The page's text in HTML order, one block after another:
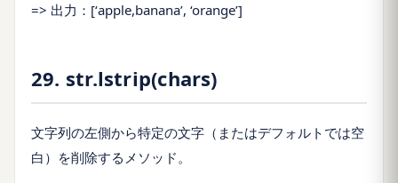
=> 出力：[‘apple,banana’, ‘orange’]
29. str.lstrip(chars)
文字列の左側から特定の文字（またはデフォルトでは空
白）を削除するメソッド。